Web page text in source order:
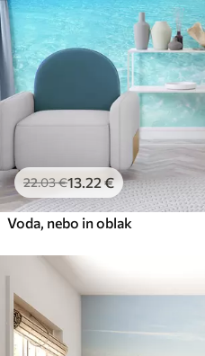
22.03€13 .22 €
Voda, nebo in oblak